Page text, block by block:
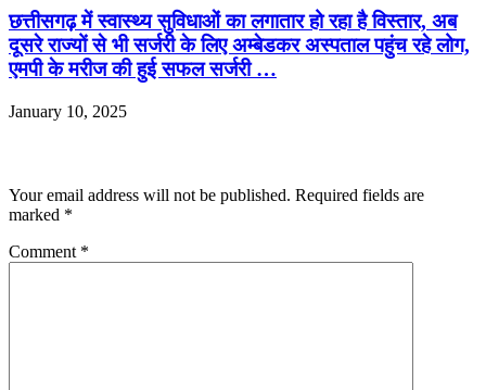
छत्तीसगढ़ में स्वास्थ्य सुविधाओं का लगातार हो रहा है विस्तार, अब
दूसरे राज्यों से भी सर्जरी के लिए अम्बेडकर अस्पताल पहुंच रहे लोग,
एमपी के मरीज की हुई सफल सर्जरी …
January 10, 2025
Your email address will not be published. Required fields are
marked *
Comment *